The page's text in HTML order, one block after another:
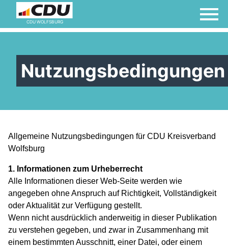
CDU WOLFSBURG
Nutzungsbedingungen
Allgemeine Nutzungsbedingungen für CDU Kreisverband
Wolfsburg
1. Informationen zum Urheberrecht
Alle Informationen dieser Web-Seite werden wie
angegeben ohne Anspruch auf Richtigkeit, Vollständigkeit
oder Aktualität zur Verfügung gestellt.
Wenn nicht ausdrücklich anderweitig in dieser Publikation
zu verstehen gegeben, und zwar in Zusammenhang mit
einem bestimmten Ausschnitt, einer Datei, oder einem